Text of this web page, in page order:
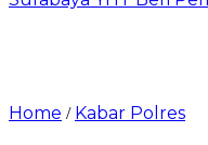
Home / Kabar Polres